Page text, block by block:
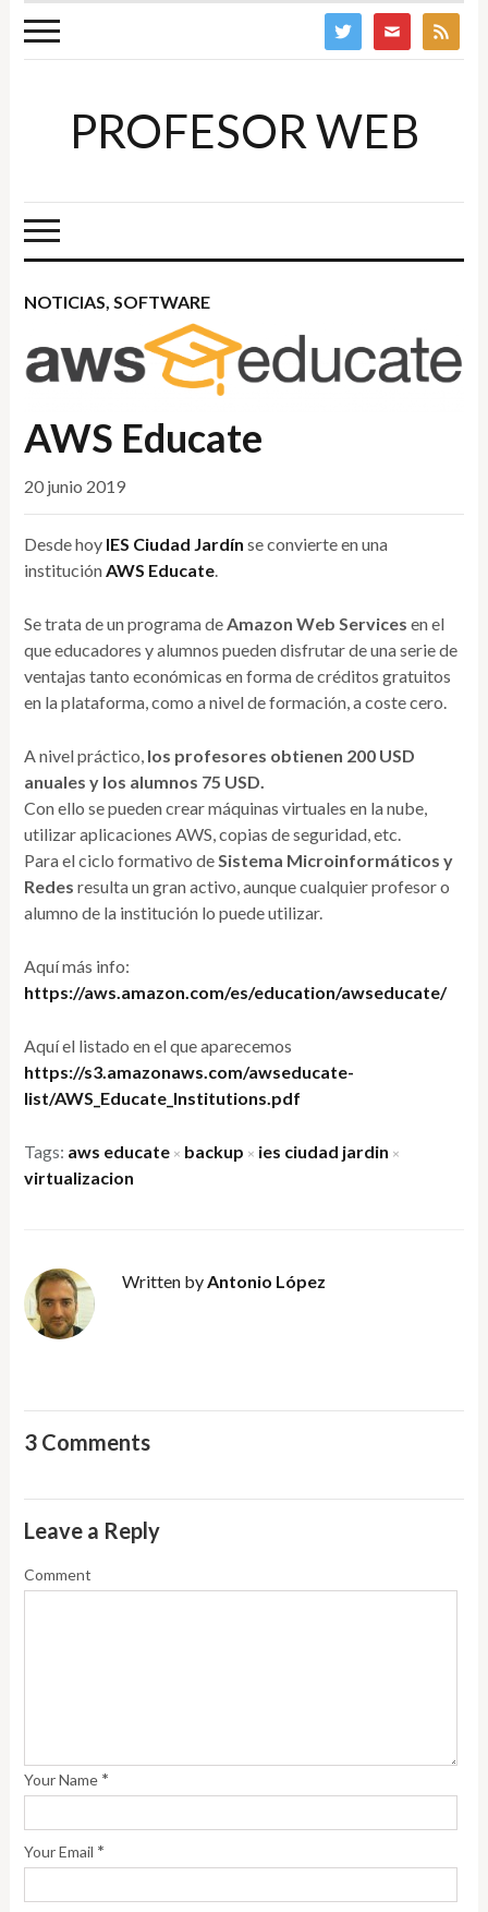
twitter mail feed
PROFESOR WEB
NOTICIAS,SOFTWARE
AWS Educate
20 junio 2019
Desde hoy IES Ciudad Jardín se convierte en una
institución AWS Educate
Se trata de un programa de Amazon Web Services en el
que educadores y alumnos pueden disfrutar de una serie de
ventajas tanto económicas en forma de créditos gratuitos
en la plataforma, como a nivel de formación, a coste cero.
A nivel práctico, los profesores obtienen 200 USD
anuales y los alumnos 75 USD.
Con ello se pueden crear máquinas virtuales en la nube,
utilizar aplicaciones AWS, copias de seguridad, etc.
Para el ciclo formativo de Sistema Microinformáticos y
Redes resulta un gran activo, aunque cualquier profesor o
alumno de la institución lo puede utilizar.
Aquí más info:
https://aws.amazon.com/es/education/awseducate/
Aquí el listado en el que aparecemos
https://s3.amazonaws.com/awseducate-
list/AWS_Educate_Institutions.pdf
Tags: aws educate × backup × ies ciudad jardin ×
virtualizacion
Written by Antonio López
3 Comments
Leave a Reply
Comment
Your Name *
Your Email *